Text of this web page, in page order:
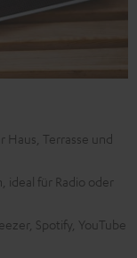
Haus, Terrasse und
ideal für Radio oder
Spotify, YouTube